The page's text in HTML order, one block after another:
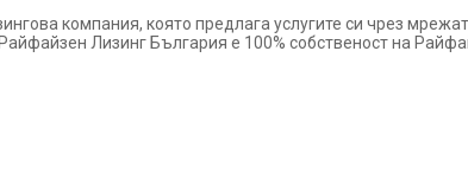
компания, която предлага услугите си чрез
Лизинг България е 100% собственост на